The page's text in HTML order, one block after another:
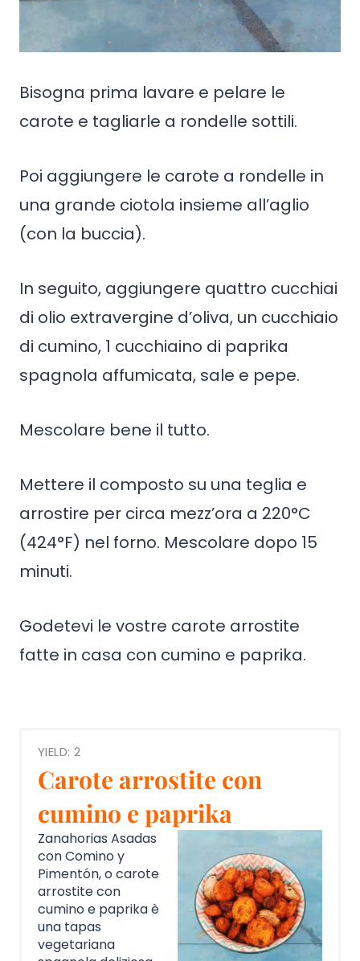
Bisogna prima lavare e pelare le
carote e tagliarle a rondelle sottili.
Poi aggiungere le carote a rondelle in
una grande ciotola insieme all’aglio
(con la buccia).
In seguito, aggiungere quattro cucchiai
di olio extravergine d’oliva, un cucchiaio
di cumino, 1 cucchiaino di paprika
spagnola affumicata, sale e pepe.
Mescolare bene il tutto.
Mettere il composto su una teglia e
arrostire per circa mezz’ora a 220°C
(424°F) nel forno. Mescolare dopo 15
minuti.
Godetevi le vostre carote arrostite
fatte in casa con cumino e paprika.
YIELD: 2
Carote arrostite con
cumino e paprika
Zanahorias Asadas
con Comino y
Pimentón, o carote
arrostite con
cumino e paprika è
una tapas
vegetariana